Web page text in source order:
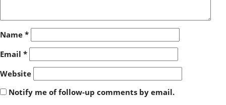
Name *
Email *
Website
Notify me of follow-up comments by email.